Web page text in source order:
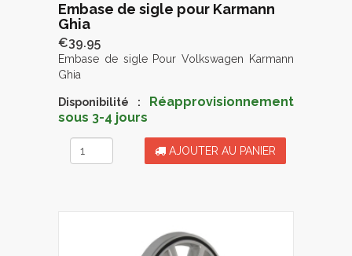
Embase de sigle pour Karmann
Ghia
€39.95
Embase de sigle Pour Volkswagen Karmann
Ghia
Disponibilité :
Réapprovisionnement
sous 3-4 jours
AJOUTER AU PANIER